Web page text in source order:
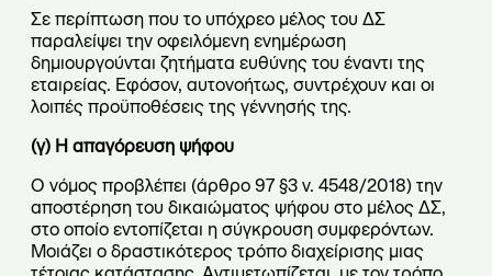
Σε περίπτωση που το υπόχρεο μέλος του ΔΣ
παραλείψει την οφειλόμενη ενημέρωση
δημιουργούνται ζητήματα ευθύνης του έναντι της
εταιρείας. Εφόσον, αυτονοήτως, συντρέχουν και οι
λοιπές προϋποθέσεις της γέννησής της.
(γ) Η απαγόρευση ψήφου
Ο νόμος προβλέπει (άρθρο 97 §3 ν. 4548/2018) την
αποστέρηση του δικαιώματος ψήφου στο μέλος ΔΣ,
στο οποίο εντοπίζεται η σύγκρουση συμφερόντων.
Μοιάζει ο δραστικότερος τρόπο διαχείρισης μιας